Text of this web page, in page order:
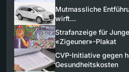
Mutmassliche
wirft…
Strafanzeige für
«Zigeuner»-Plakat
CVP-Initiative gegen
Gesundheitskosten